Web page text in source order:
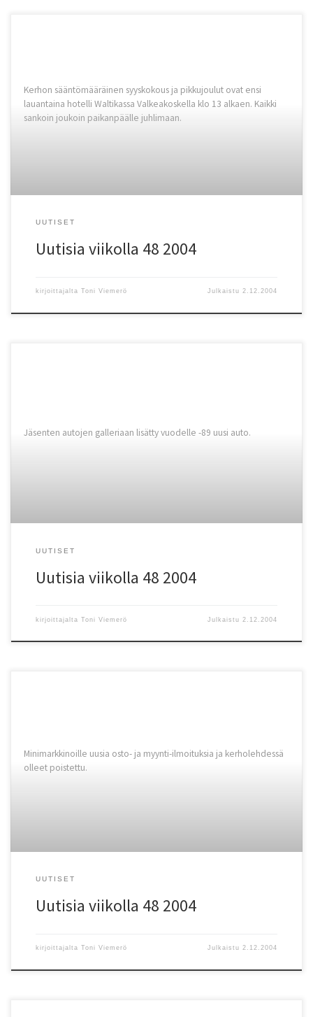
Kerhon sääntömääräinen syyskokous ja pikkujoulut ovat ensi
lauantaina hotelli Waltikassa Valkeakoskella klo 13 alkaen. Kaikki
sankoin joukoin paikanpäälle juhlimaan.
UUTISET
Uutisia viikolla 48 2004
kirjoittajalta Toni Viemerö Julkaistu2.12.2004
Jäsenten autojen galleriaan lisätty vuodelle -89 uusi auto.
UUTISET
Uutisia viikolla 48 2004
kirjoittajalta Toni Viemerö Julkaistu 2.12.2004
Minimarkkinoille uusia osto- ja myynti-ilmoituksia ja kerholehdessä
olleet poistettu.
UUTISET
Uutisia viikolla 48 2004
kirjoittajalta Toni Viemerö Julkaistu2.12.2004